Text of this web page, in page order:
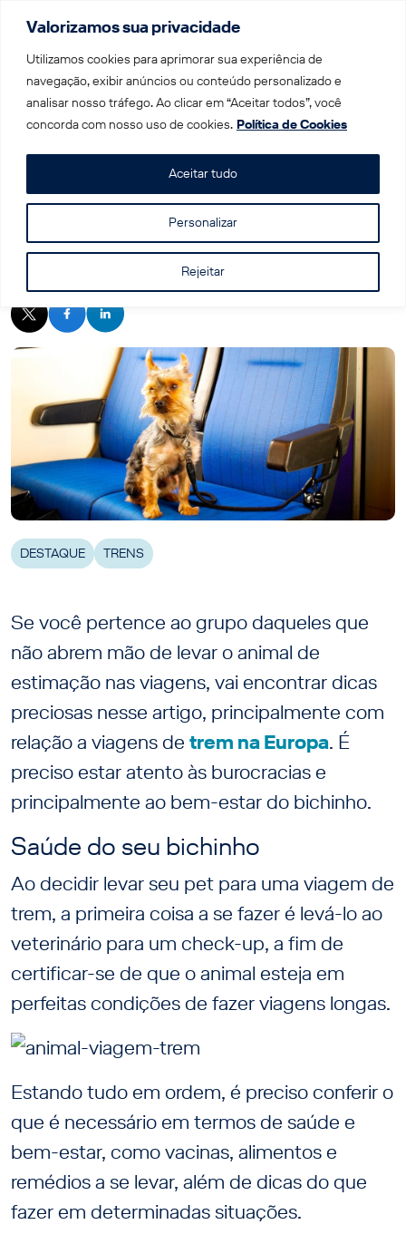
Valorizamos sua privacidade
Utilizamos cookies para aprimorar sua experiência de
navegação, exibir anúncios ou conteúdo personalizado e
analisar nosso tráfego. Ao clicar em “Aceitar todos”, você
concorda com nosso uso de cookies. Política de Cookies
Personalizar
Rejeitar
Aceitar tudo
Home | Blog | Viajando de trem na Europa com animais
Viajando de trem na Europa com animais
de estimação
DESTAQUE TRENS
Se você pertence ao grupo daqueles que
não abrem mão de levar o animal de
estimação nas viagens, vai encontrar dicas
preciosas nesse artigo, principalmente com
relação a viagens de trem na Europa. É
preciso estar atento às burocracias e
principalmente ao bem-estar do bichinho.
Saúde do seu bichinho
Ao decidir levar seu pet para uma viagem de
trem, a primeira coisa a se fazer é levá-lo ao
veterinário para um check-up, a fim de
certificar-se de que o animal esteja em
perfeitas condições de fazer viagens longas.
Estando tudo em ordem, é preciso conferir o
que é necessário em termos de saúde e
bem-estar, como vacinas, alimentos e
remédios a se levar, além de dicas do que
fazer em determinadas situações.